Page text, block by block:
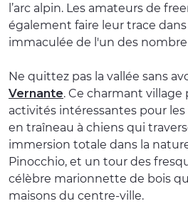
l’arc alpin. Les amateurs de
également faire leur trace
immaculée de l'un des
Ne quittez pas la vallée sans
Vernante. Ce charmant village
activités intéressantes pour
en traîneau à chiens qui
immersion totale dans la
Pinocchio, et un tour des
célèbre marionnette de bois
maisons du centre-ville.